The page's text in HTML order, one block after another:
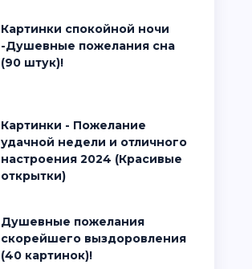
Картинки спокойной ночи
-Душевные пожелания сна
(90 штук)!
Картинки - Пожелание
удачной недели и отличного
настроения 2024 (Красивые
открытки)
Душевные пожелания
скорейшего выздоровления
(40 картинок)!